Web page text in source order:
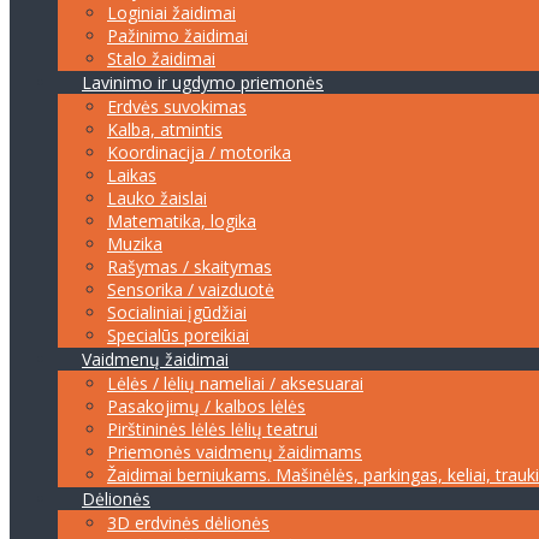
Loginiai žaidimai
Pažinimo žaidimai
Stalo žaidimai
Lavinimo ir ugdymo priemonės
Erdvės suvokimas
Kalba, atmintis
Koordinacija / motorika
Laikas
Lauko žaislai
Matematika, logika
Muzika
Rašymas / skaitymas
Sensorika / vaizduotė
Socialiniai įgūdžiai
Specialūs poreikiai
Vaidmenų žaidimai
Lėlės / lėlių nameliai / aksesuarai
Pasakojimų / kalbos lėlės
Pirštininės lėlės lėlių teatrui
Priemonės vaidmenų žaidimams
Žaidimai berniukams. Mašinėlės, parkingas, keliai,
Dėlionės
3D erdvinės dėlionės